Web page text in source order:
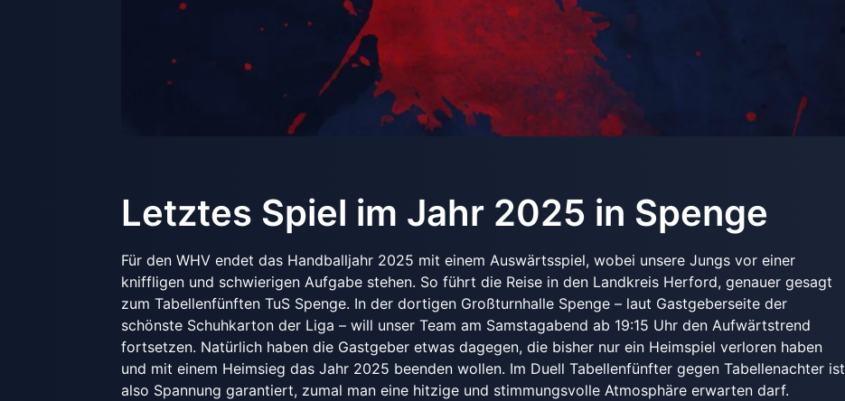
Letztes Spiel im Jahr 2025 in Spenge
Für den WHV endet das Handballjahr 2025 mit einem Auswärtsspiel, wobei unsere Jungs vor einer
kniffligen und schwierigen Aufgabe stehen. So führt die Reise in den Landkreis Herford, genauer gesagt
zum Tabellenfünften TuS Spenge. In der dortigen Großturnhalle Spenge – laut Gastgeberseite der
schönste Schuhkarton der Liga – will unser Team am Samstagabend ab 19:15 Uhr den Aufwärtstrend
fortsetzen. Natürlich haben die Gastgeber etwas dagegen, die bisher nur ein Heimspiel verloren haben
und mit einem Heimsieg das Jahr 2025 beenden wollen. Im Duell Tabellenfünfter gegen Tabellenachter ist
also Spannung garantiert, zumal man eine hitzige und stimmungsvolle Atmosphäre erwarten darf.